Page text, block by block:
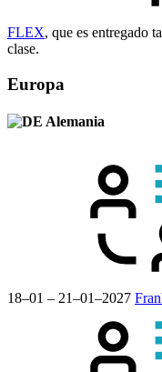
FLEX, que es entregado
clase.
Europa
Alemania
18–01 – 21–01–2027